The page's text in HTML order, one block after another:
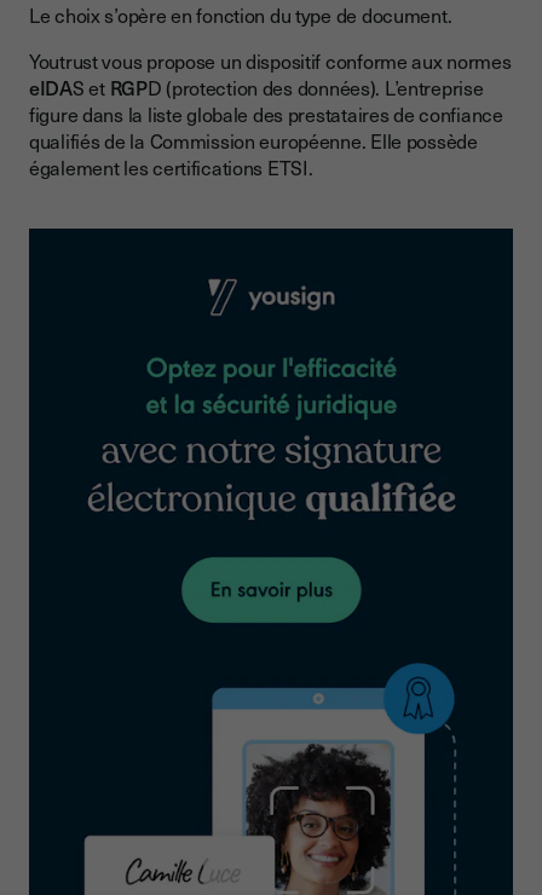
Le choix s’opère en fonction du type de document.
Youtrust vous propose un dispositif conforme aux normes
eIDAS etRGPD (protection des données). L’entreprise
figure dans la liste globale des prestataires de confiance
qualifiés de la Commission européenne. Elle possède
également les certifications ETSI.